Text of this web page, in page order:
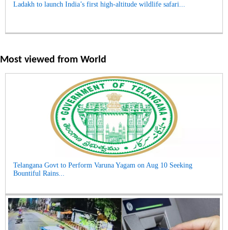
Ladakh to launch India’s first high-altitude wildlife safari...
Most viewed from World
Telangana Govt to Perform Varuna Yagam on Aug 10 Seeking
Bountiful Rains...